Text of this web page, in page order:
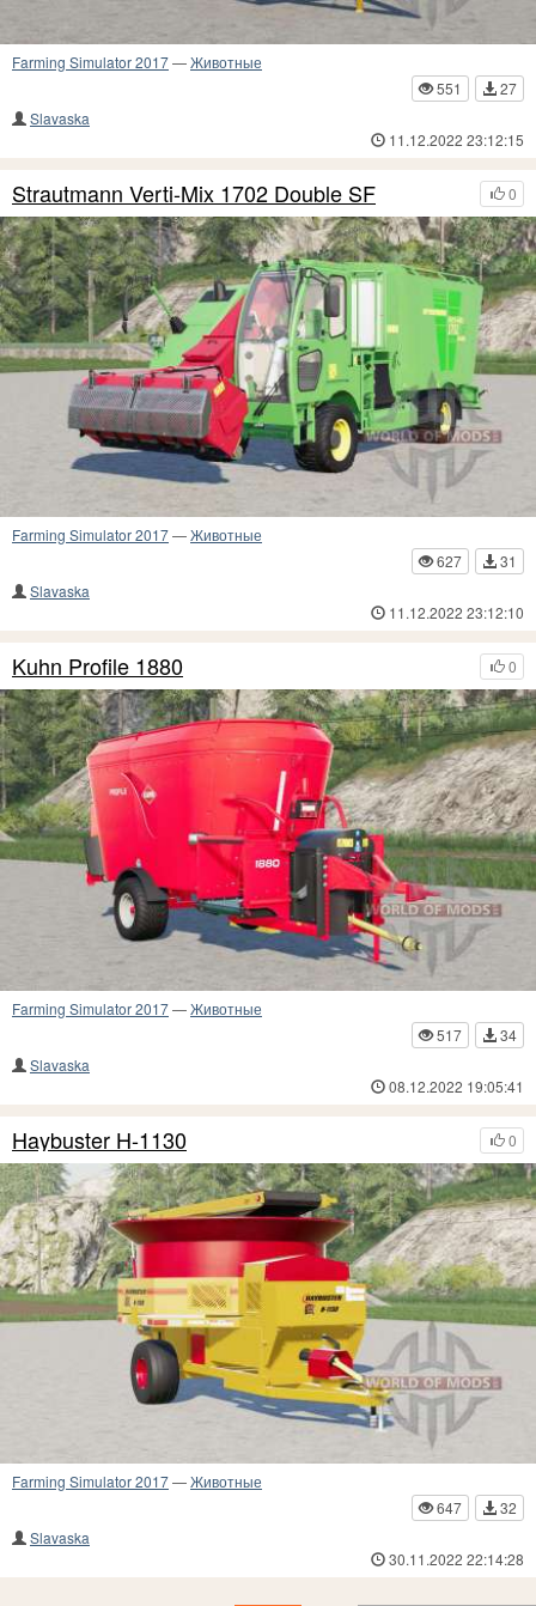
Farming Simulator 2017—Животные
551
27
Slavaska
11.12.2022 23:12:15
0
Strautmann Verti-Mix 1702 Double SF
Farming Simulator 2017—Животные
627
31
Slavaska
11.12.2022 23:12:10
0
Kuhn Profile 1880
Farming Simulator 2017—Животные
517
34
Slavaska
08.12.2022 19:05:41
0
Haybuster H-1130
Farming Simulator 2017—Животные
647
32
Slavaska
30.11.2022 22:14:28